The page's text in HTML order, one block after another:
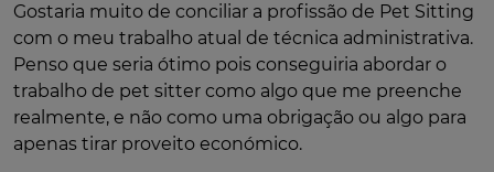
Gostaria muito de conciliar a profissão de Pet Sitting
com o meu trabalho atual de técnica administrativa.
Penso que seria ótimo pois conseguiria abordar o
trabalho de pet sitter como algo que me preenche
realmente, e não como uma obrigação ou algo para
apenas tirar proveito económico.